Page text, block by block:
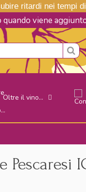
ritardi nei tempi
quando viene
Oltre il vino...
Pescaresi